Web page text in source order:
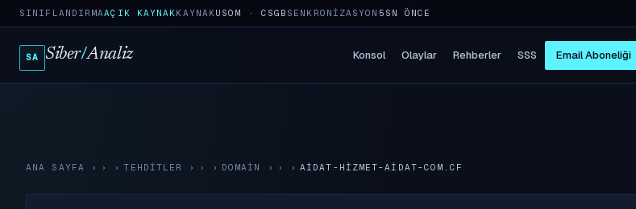
SINIFLANDIRMAAÇIK KAYNAKKAYNAKUSOM · CSGB SENKRONIZASYON 5SN ÖNCE
SA Siber/Analiz Konsol Olaylar Rehberler SSS Email Aboneliği
ANA SAYFA › TEHDITLER › DOMAIN › AIDAT-HIZMET-AIDAT-COM.CF